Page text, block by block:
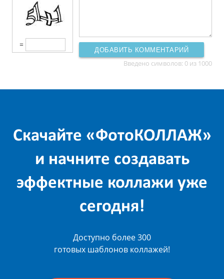
=
ДОБАВИТЬ КОММЕНТАРИЙ
Введено символов: 0 из 1000
Скачайте «ФотоКОЛЛАЖ»
и начните создавать
эффектные коллажи уже
сегодня!
Доступно более 300
готовых шаблонов коллажей!